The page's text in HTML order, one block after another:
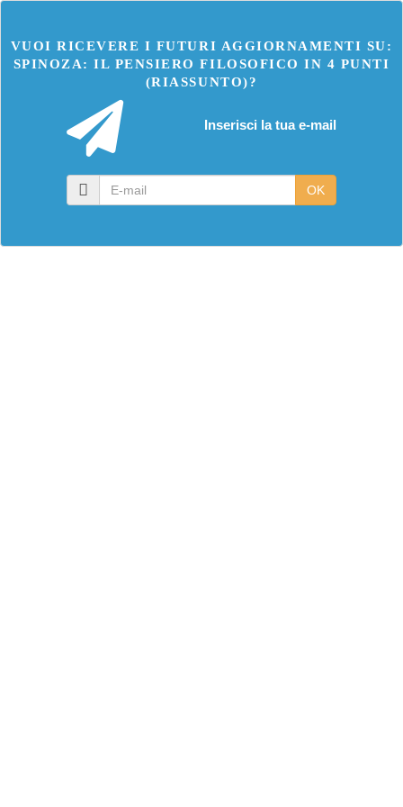
VUOI RICEVERE I FUTURI AGGIORNAMENTI SU:
SPINOZA: IL PENSIERO FILOSOFICO IN 4 PUNTI
(RIASSUNTO)?
Inserisci la tua e-mail
OK